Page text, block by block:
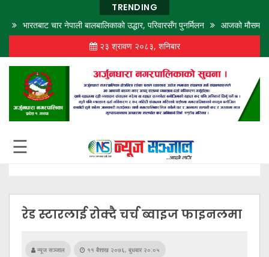
TRENDING
भारतबाट चार नेपाली बालबालिकाको उद्धार, परिवारसँग पुनर्मिलन
आजको मौसमः
२३ श्रावण २०८३, शनिबार
☰
रेड स्टारलाई रोक्दै चर्च ब्वाइज फाइनलमा
न्यूज सञ्जाल ११ बैशाख २०७६, बुधबार २०:०५
पृष्ठ
समाज
विचार
शिक्षा
खेलकुद